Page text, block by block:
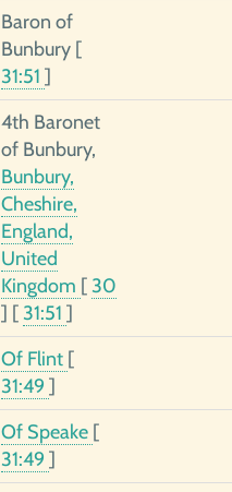
Baron of
Bunbury [
31:51 ]
4th Baronet
of Bunbury,
Bunbury,
Cheshire,
England,
United
Kingdom [ 30
] [ 31:51 ]
Of Flint [
31:49 ]
Of Speake [
31:49 ]